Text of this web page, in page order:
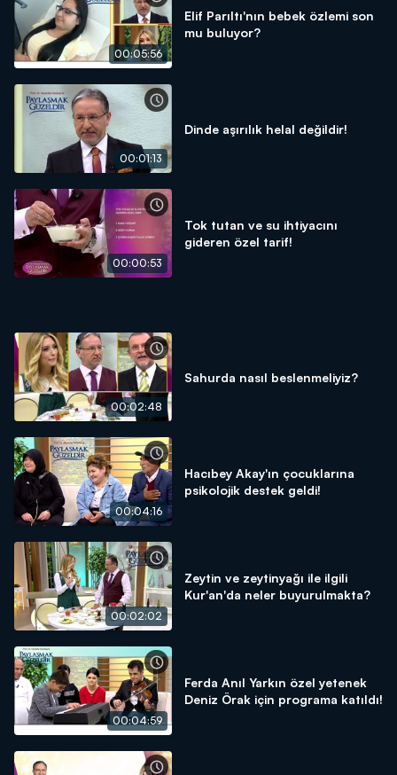
00:05:56
Elif Parıltı'nın bebek özlemi son
mu buluyor?
00:01:13
Dinde aşırılık helal değildir!
00:00:53
Tok tutan ve su ihtiyacını
gideren özel tarif!
00:02:48
Sahurda nasıl beslenmeliyiz?
00:04:16
Hacıbey Akay'ın çocuklarına
psikolojik destek geldi!
00:02:02
Zeytin ve zeytinyağı ile ilgili
Kur'an'da neler buyurulmakta?
00:04:59
Ferda Anıl Yarkın özel yetenek
Deniz Örak için programa katıldı!